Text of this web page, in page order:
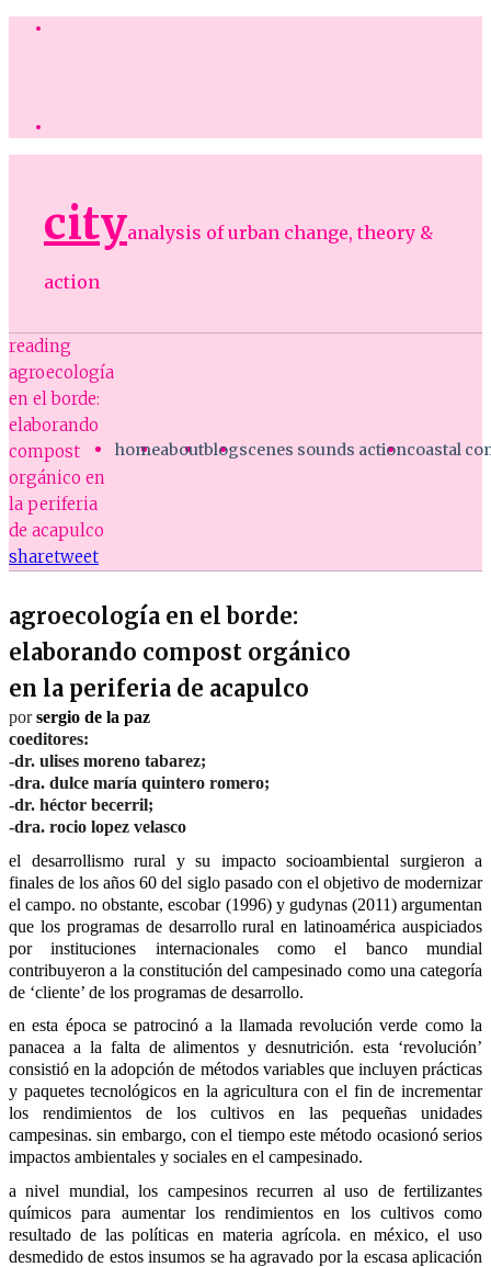
cityanalysis of urban change, theory &
action
homeaboutblogscenes sounds actioncoastal
reading
agroecología
en el borde:
elaborando
compost
orgánico en
la periferia
de acapulco
sharetweet
agroecología en el borde:
elaborando compost orgánico
en la periferia de acapulco
porsergio de la paz
coeditores:
-dr. ulises moreno tabarez;
-dra. dulce maría quintero romero;
-dr. héctor becerril;
-dra. rocio lopez velasco
el desarrollismo rural y su impacto socioambiental surgieron a
finales de los años 60 del siglo pasado con el objetivo de modernizar
el campo. no obstante, escobar (1996) y gudynas (2011) argumentan
que los programas de desarrollo rural en latinoamérica auspiciados
por instituciones internacionales como el banco mundial
contribuyeron a la constitución del campesinado como una categoría
de ‘cliente’ de los programas de desarrollo.
en esta época se patrocinó a la llamada revolución verde como la
panacea a la falta de alimentos y desnutrición. esta ‘revolución’
consistió en la adopción de métodos variables que incluyen prácticas
y paquetes tecnológicos en la agricultura con el fin de incrementar
los rendimientos de los cultivos en las pequeñas unidades
campesinas. sin embargo, con el tiempo este método ocasionó serios
impactos ambientales y sociales en el campesinado.
a nivel mundial, los campesinos recurren al uso de fertilizantes
químicos para aumentar los rendimientos en los cultivos como
resultado de las políticas en materia agrícola. en méxico, el uso
desmedido de estos insumos se ha agravado por la escasa aplicación